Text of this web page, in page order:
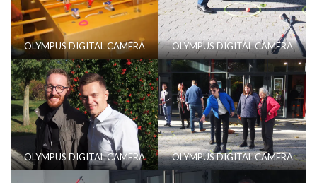
OLYMPUS DIGITAL CAMERA OLYMPUS DIGITAL CAMERA
OLYMPUS DIGITAL CAMERA OLYMPUS DIGITAL CAMERA